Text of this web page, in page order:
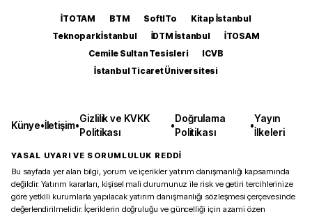
İTOTAM BTM SoftITo
Kitap İstanbul
Teknopark İstanbul
İDTM İstanbul
İTOSAM
Cemile Sultan Tesisleri
ICVB
İstanbul Ticaret Üniversitesi
Künye•İletişim•
Gizlilik ve KVKK
Politikası
•
Doğrulama
Politikası
•
Yayın
İlkeleri
YASAL UYARI VE SORUMLULUK REDDİ
Bu sayfada yer alan bilgi, yorum ve içerikler yatırım danışmanlığı kapsamında
değildir. Yatırım kararları, kişisel mali durumunuz ile risk ve getiri tercihlerinize
göre yetkili kurumlarla yapılacak yatırım danışmanlığı sözleşmesi çerçevesinde
değerlendirilmelidir. İçeriklerin doğruluğu ve güncelliği için azami özen